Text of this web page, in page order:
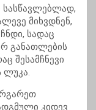
სასწავლებლად,
მიხვდნენ,
სადაც
განათლების
შესამჩნევი
ლუკა.
კიდევ